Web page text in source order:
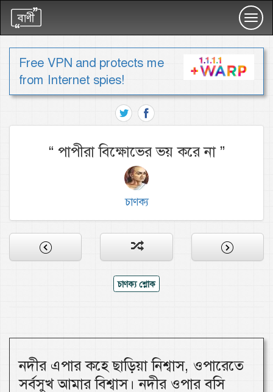
Free VPN and protects me
from Internet spies!
“ পাপীরা বিক্ষোভের ভয় করে না”
চাণক্য
চাণক্য শ্লোক
নদীর এপার কহে ছাড়িয়া নিশ্বাস, ওপারেতে
সর্বসুখ আমার বিশ্বাস। নদীর ওপার বসি